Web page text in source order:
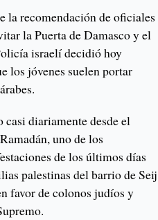
la recomendación de oficiales
la Puerta de Damasco y el
israelí decidió hoy
los jóvenes suelen portar
casi diariamente desde el
uno de los
de los últimos días
palestinas del barrio de Seij
favor de colonos judíos y